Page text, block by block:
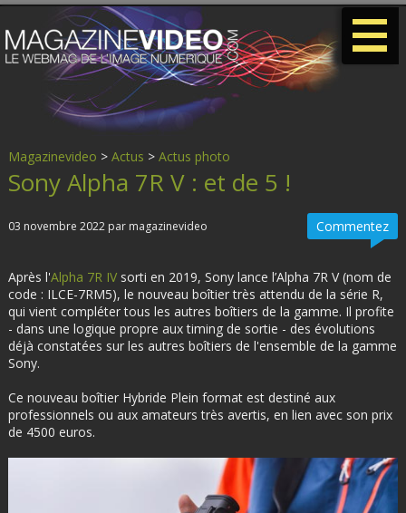
Magazinevideo > Actus > Actus photo
Sony Alpha 7R V : et de 5 !
Commentez
03 novembre 2022 par magazinevideo
Après l'Alpha 7R IVsorti en 2019, Sony lance l’Alpha 7R V (nom de
code : ILCE-7RM5), le nouveau boîtier très attendu de la série R,
qui vient compléter tous les autres boîtiers de la gamme. Il profite
- dans une logique propre aux timing de sortie - des évolutions
déjà constatées sur les autres boîtiers de l'ensemble de la gamme
Sony.
Ce nouveau boîtier Hybride Plein format est destiné aux
professionnels ou aux amateurs très avertis, en lien avec son prix
de 4500 euros.
-
-
-